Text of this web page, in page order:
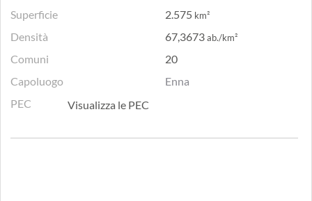
Superficie 2.575 km²
Densità 67,3673ab./km²
Comuni
20
Capoluogo
Enna
PEC
Visualizza le PEC